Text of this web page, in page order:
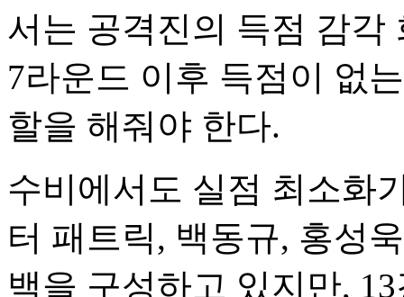
서는 공격진의 득점 감각
7라운드 이후 득점이 없
할을 해줘야 한다.
수비에서도 실점 최소화
터 패트릭, 백동규, 홍성
백을 구성하고 있지만,